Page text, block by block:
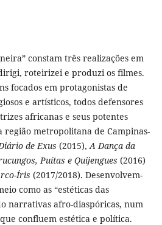
constam três realizações em
roteirizei e produzi os filmes.
focados em protagonistas de
e artísticos, todos defensores
africanas e seus potentes
região metropolitana de Campinas-
de Exus (2015), A Dança da
Puítas e Quijengues (2016)
Íris (2017/2018). Desenvolvem-
como as “estéticas das
narrativas afro-diaspóricas, num
confluem estética e política.